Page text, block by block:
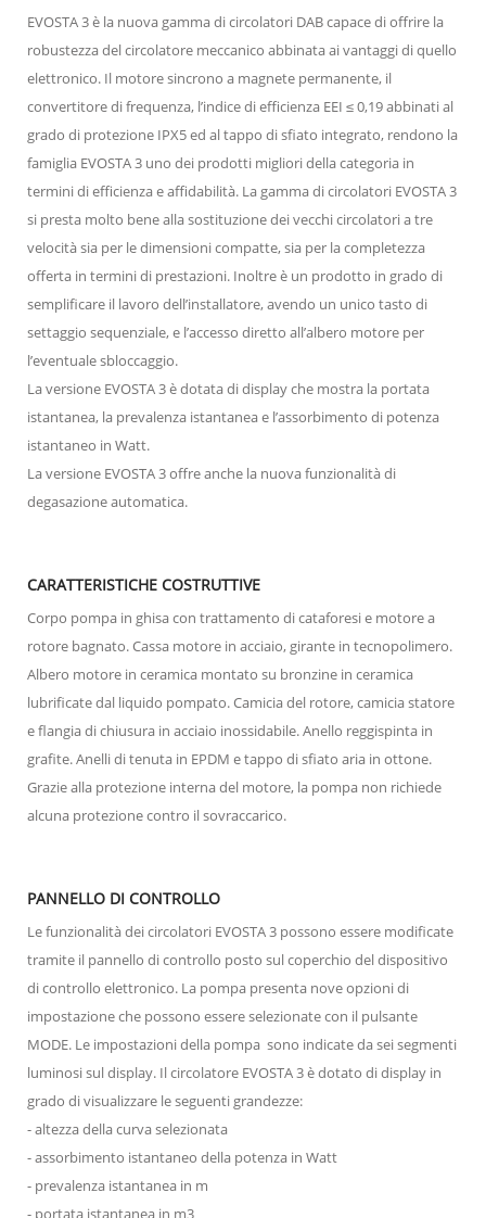
EVOSTA 3 è la nuova gamma di circolatori DAB capace di offrire la
robustezza del circolatore meccanico abbinata ai vantaggi di quello
elettronico. Il motore sincrono a magnete permanente, il
convertitore di frequenza, l’indice di efficienza EEI ≤ 0,19 abbinati al
grado di protezione IPX5 ed al tappo di sfiato integrato, rendono la
famiglia EVOSTA 3 uno dei prodotti migliori della categoria in
termini di efficienza e affidabilità. La gamma di circolatori EVOSTA 3
si presta molto bene alla sostituzione dei vecchi circolatori a tre
velocità sia per le dimensioni compatte, sia per la completezza
offerta in termini di prestazioni. Inoltre è un prodotto in grado di
semplificare il lavoro dell’installatore, avendo un unico tasto di
settaggio sequenziale, e l’accesso diretto all’albero motore per
l’eventuale sbloccaggio.
La versione EVOSTA 3 è dotata di display che mostra la portata
istantanea, la prevalenza istantanea e l’assorbimento di potenza
istantaneo in Watt.
La versione EVOSTA 3 offre anche la nuova funzionalità di
degasazione automatica.
CARATTERISTICHE COSTRUTTIVE
Corpo pompa in ghisa con trattamento di cataforesi e motore a
rotore bagnato. Cassa motore in acciaio, girante in tecnopolimero.
Albero motore in ceramica montato su bronzine in ceramica
lubrificate dal liquido pompato. Camicia del rotore, camicia statore
e flangia di chiusura in acciaio inossidabile. Anello reggispinta in
grafite. Anelli di tenuta in EPDM e tappo di sfiato aria in ottone.
Grazie alla protezione interna del motore, la pompa non richiede
alcuna protezione contro il sovraccarico.
PANNELLO DI CONTROLLO
Le funzionalità dei circolatori EVOSTA 3 possono essere modificate
tramite il pannello di controllo posto sul coperchio del dispositivo
di controllo elettronico. La pompa presenta nove opzioni di
impostazione che possono essere selezionate con il pulsante
MODE. Le impostazioni della pompa sono indicate da sei segmenti
luminosi sul display. Il circolatore EVOSTA 3 è dotato di display in
grado di visualizzare le seguenti grandezze:
- altezza della curva selezionata
- assorbimento istantaneo della potenza in Watt
- prevalenza istantanea in m
- portata istantanea in m3